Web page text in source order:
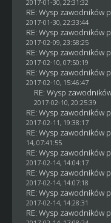
2017-01-30, 22:31:32
RE: Wysp zawodników
2017-01-30, 22:33:44
RE: Wysp zawodników
2017-02-09, 23:58:25
RE: Wysp zawodników
2017-02-10, 07:50:19
RE: Wysp zawodników
2017-02-10, 15:46:47
RE: Wysp
2017-02-10, 20:25:39
RE: Wysp zawodników
2017-02-11, 19:38:17
RE: Wysp zawodników
14, 07:41:55
RE: Wysp zawodników
2017-02-14, 14:04:17
RE: Wysp zawodników
2017-02-14, 14:07:18
RE: Wysp zawodników
2017-02-14, 14:28:31
RE: Wysp zawodników